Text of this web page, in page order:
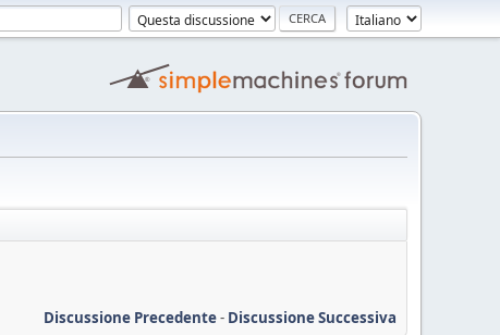
Discussione Precedente- Discussione Successiva